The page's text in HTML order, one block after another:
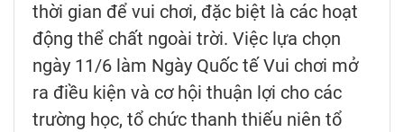
thời gian để vui chơi, đặc biệt là các hoạt
động thể chất ngoài trời. Việc lựa chọn
ngày 11/6 làm Ngày Quốc tế Vui chơi mở
ra điều kiện và cơ hội thuận lợi cho các
trường học, tổ chức thanh thiếu niên tổ